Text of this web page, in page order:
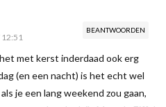
BEANTWOORDEN
12:51
met kerst inderdaad ook erg
(en een nacht) is het echt wel
je een lang weekend zou gaan,